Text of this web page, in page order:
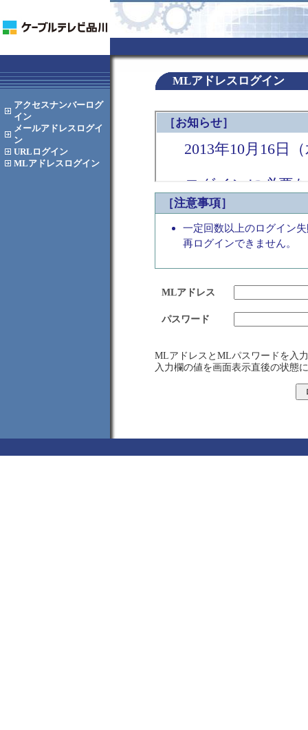
アクセスナンバーログ
イン
メールアドレス ログイ
ン
URL ログイン
MLアドレス ログイン
MLアドレスログイン
［注意事項］
一定回数以上のログイン
再ログインできません。
MLアドレス
パスワード
MLアドレスとMLパスワードを入
入力欄の値を画面表示直後の状態